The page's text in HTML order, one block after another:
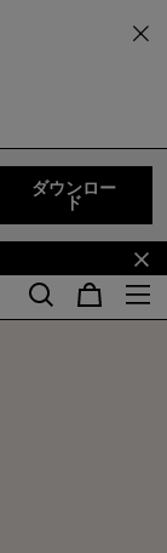
ダウンロー
ド